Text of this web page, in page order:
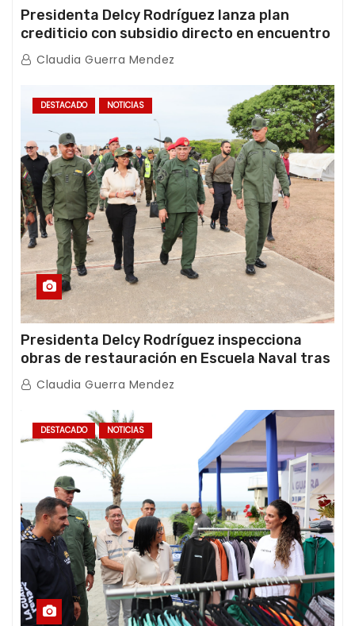
Presidenta Delcy Rodríguez lanza plan
crediticio con subsidio directo en encuentro
con Juntas de Condominio
Claudia Guerra Mendez
DESTACADO NOTICIAS
Presidenta Delcy Rodríguez inspecciona
obras de restauración en Escuela Naval tras
afectaciones sísmicas en La Guaira
Claudia Guerra Mendez
DESTACADO NOTICIAS